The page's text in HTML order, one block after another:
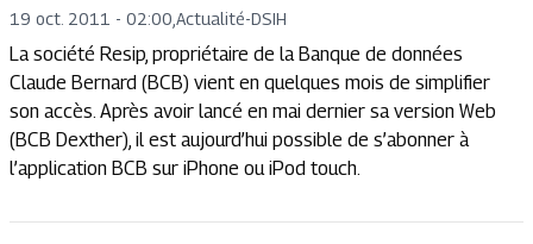
19 oct. 2011 - 02:00 Actualité-DSIH
La société Resip, propriétaire de la Banque de données
Claude Bernard (BCB) vient en quelques mois de simplifier
son accès. Après avoir lancé en mai dernier sa version Web
(BCB Dexther), il est aujourd’hui possible de s’abonner à
l’application BCB sur iPhone ou iPod touch.